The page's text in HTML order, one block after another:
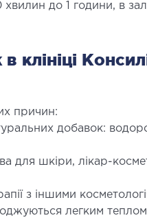
до 1 години, в
клініці
причин:
добавок:
для шкіри, лікар-
з іншими
легким